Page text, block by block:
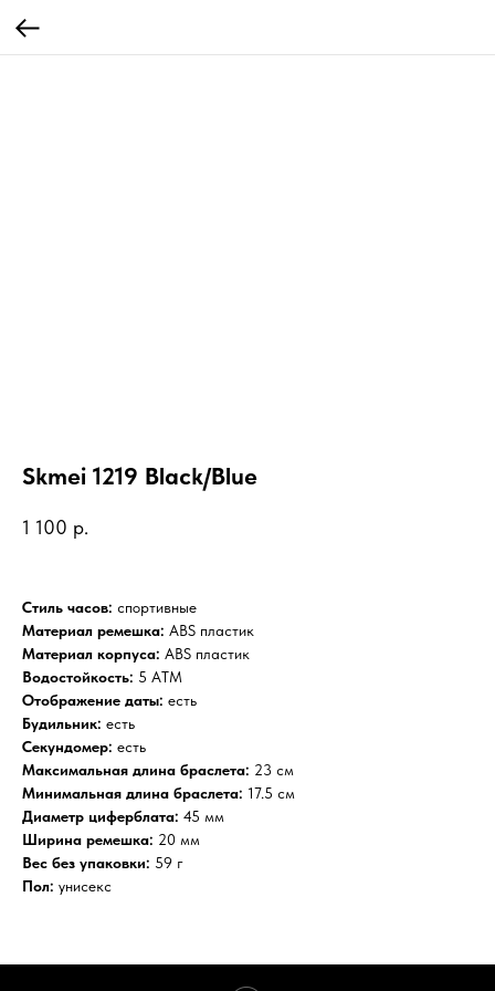
Skmei 1219 Black/Blue
1 100 р.
Стиль часов: спортивные
Материал ремешка: ABS пластик
Материал корпуса: ABS пластик
Водостойкость: 5 АТМ
Отображение даты: есть
Будильник: есть
Секундомер: есть
Максимальная длина браслета: 23 см
Минимальная длина браслета: 17.5 см
Диаметр циферблата: 45 мм
Ширина ремешка: 20 мм
Вес без упаковки: 59 г
Пол: унисекс